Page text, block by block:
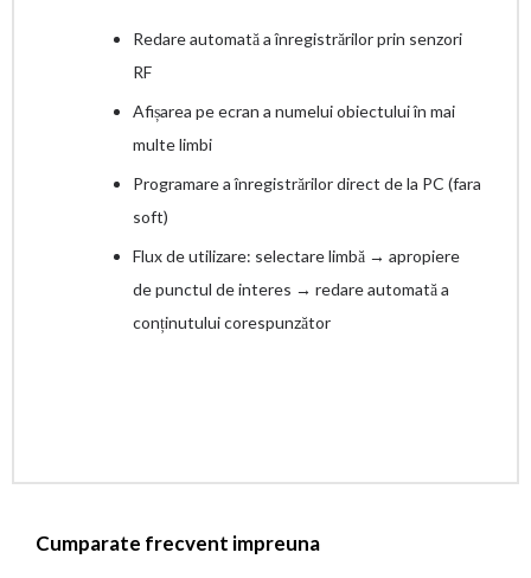
Redare automată a înregistrărilor prin senzori
RF
Afișarea pe ecran a numelui obiectului în mai
multe limbi
Programare a înregistrărilor direct de la PC (fara
soft)
Flux de utilizare: selectare limbă → apropiere
de punctul de interes → redare automată a
conținutului corespunzător
Cumparate frecvent impreuna